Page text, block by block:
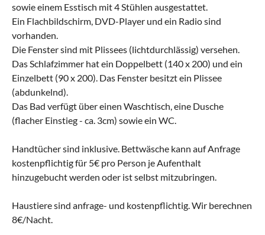
sowie einem Esstisch mit 4 Stühlen ausgestattet.
Ein Flachbildschirm, DVD-Player und ein Radio sind
vorhanden.
Die Fenster sind mit Plissees (lichtdurchlässig) versehen.
Das Schlafzimmer hat ein Doppelbett (140 x 200) und ein
Einzelbett (90 x 200). Das Fenster besitzt ein Plissee
(abdunkelnd).
Das Bad verfügt über einen Waschtisch, eine Dusche
(flacher Einstieg - ca. 3cm) sowie ein WC.
Handtücher sind inklusive. Bettwäsche kann auf Anfrage
kostenpflichtig für 5€ pro Person je Aufenthalt
hinzugebucht werden oder ist selbst mitzubringen.
Haustiere sind anfrage- und kostenpflichtig. Wir berechnen
8€/Nacht.